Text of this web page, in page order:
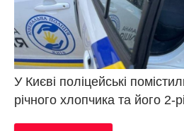
У Києві поліцейські
річного хлопчика та його 2-